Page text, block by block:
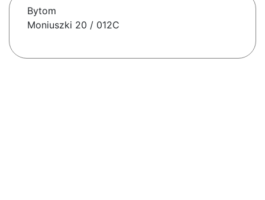
Bytom
Moniuszki 20 / 012C